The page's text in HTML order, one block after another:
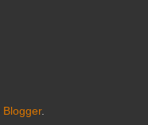
Blogger.